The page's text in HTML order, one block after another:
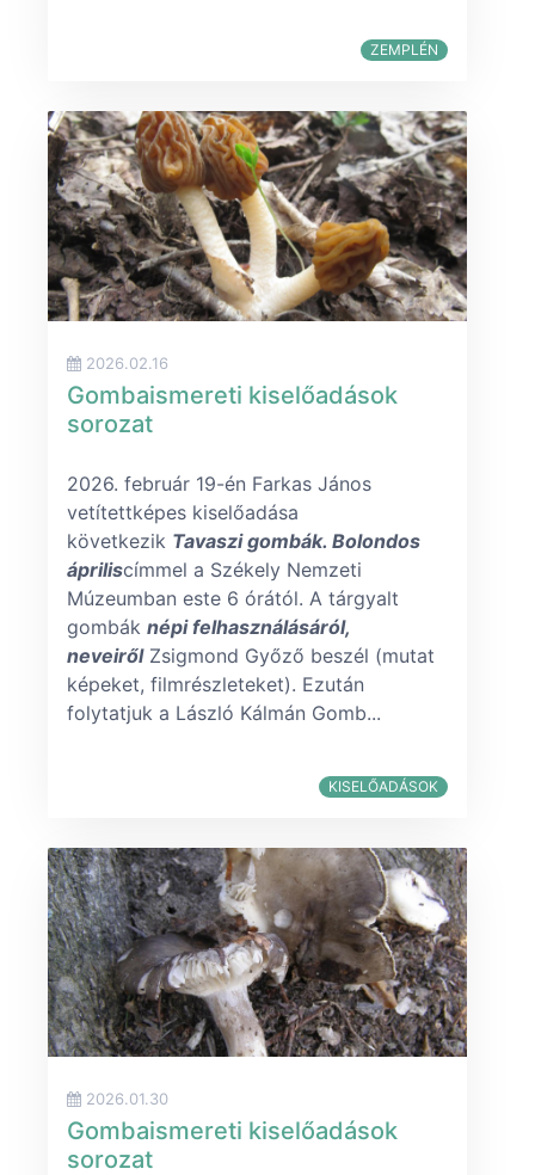
ZEMPLÉN
2026.02.16
Gombaismereti kiselőadások
sorozat
2026. február 19-én Farkas János
vetítettképes kiselőadása
következik Tavaszi gombák. Bolondos
ápriliscímmel a Székely Nemzeti
Múzeumban este 6 órától. A tárgyalt
gombák népi felhasználásáról,
neveirőlZsigmond Győző beszél (mutat
képeket, filmrészleteket). Ezután
folytatjuk a László Kálmán Gomb...
KISELŐADÁSOK
2026.01.30
Gombaismereti kiselőadások
sorozat